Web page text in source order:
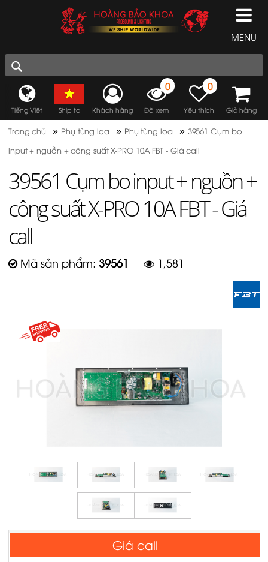
MENU
Tiếng Việt Ship to Khách hàng
0
Đã xem
0
Yêu thích Giỏ hàng
Trang chủ » Phụ tùng loa » Phụ tùng loa » 39561 Cụm bo
input + nguồn + công suất X-PRO 10A FBT - Giá call
39561 Cụm bo input + nguồn +
công suất X-PRO 10A FBT - Giá
call
Mã sản phẩm: 39561 1,581
Giá call